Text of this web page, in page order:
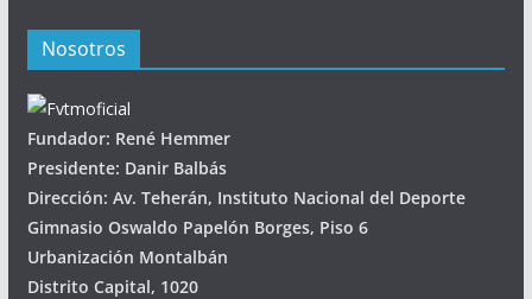
Nosotros
Fundador: René Hemmer
Presidente: Danir Balbás
Dirección: Av. Teherán, Instituto Nacional del Deporte
Gimnasio Oswaldo Papelón Borges, Piso 6
Urbanización Montalbán
Distrito Capital, 1020